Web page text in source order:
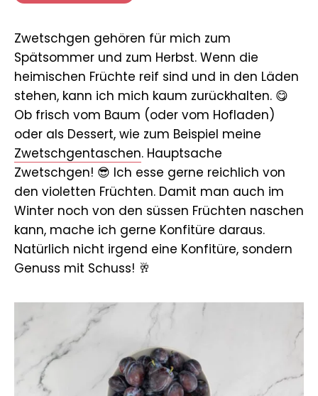
Zwetschgen gehören für mich zum
Spätsommer und zum Herbst. Wenn die
heimischen Früchte reif sind und in den Läden
stehen, kann ich mich kaum zurückhalten. 😋
Ob frisch vom Baum (oder vom Hofladen)
oder als Dessert, wie zum Beispiel meine
Zwetschgentaschen. Hauptsache
Zwetschgen! 😎 Ich esse gerne reichlich von
den violetten Früchten. Damit man auch im
Winter noch von den süssen Früchten naschen
kann, mache ich gerne Konfitüre daraus.
Natürlich nicht irgend eine Konfitüre, sondern
Genuss mit Schuss! 🥂